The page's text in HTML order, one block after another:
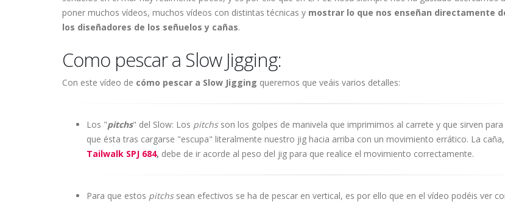
poner muchos vídeos, muchos vídeos con distintas técnicas y mostrar lo que nos enseñan directamente
los diseñadores de los señuelos y cañas.
Como pescar a Slow Jigging:
Con este vídeo de cómo pescar a Slow Jigging queremos que veáis varios detalles:
Los "pitchs" del Slow: Los pitchsson los golpes de manivela que imprimimos al carrete y que sirven
que ésta tras cargarse "escupa" literalmente nuestro jig hacia arriba con un movimiento errático. La
Tailwalk SPJ 684, debe de ir acorde al peso del jig para que realice el movimiento correctamente.
Para que estos pitchssean efectivos se ha de pescar en vertical, es por ello que en el vídeo podéis ver